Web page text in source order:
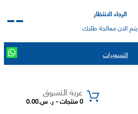
الرجاء الانتظار
يتم الان معالجة طلبك
التسعيرات
عربة التسوق
0 منتجات - ر. س.0.00